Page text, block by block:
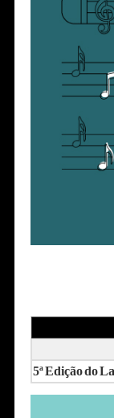
5ª Edição do